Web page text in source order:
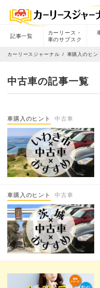
記事一覧
カーリース・
車のサブスク
カーリースジャーナル 車購入のヒン
中古車の記事一覧
車購入のヒント 中古車
車購入のヒント 中古車